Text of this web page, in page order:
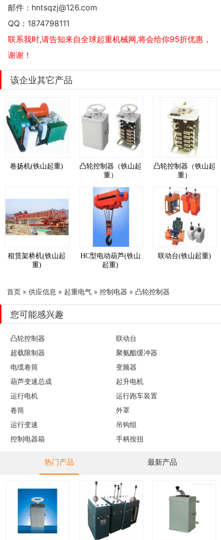
邮件： hntsqzj@126.com
QQ： 1874798111
联系我时,请告知来自全球起重机械网,将会给你95折优惠，
谢谢！
该企业其它产品
卷扬机(铁山起重)
凸轮控制器（铁山起
重）
凸轮控制器（铁山起
重）
租赁架桥机(铁山起
重)
HC型电动葫芦(铁山
起重)
联动台(铁山起重)
首页 » 供应信息 » 起重电气 » 控制电器 » 凸轮控制器
您可能感兴趣
凸轮控制器
联动台
超载限制器
聚氨酯缓冲器
电缆卷筒
变频器
葫芦变速总成
起升电机
运行电机
运行跑车装置
卷筒
外罩
运行变速
吊钩组
控制电器箱
手柄按扭
热门产品 最新产品